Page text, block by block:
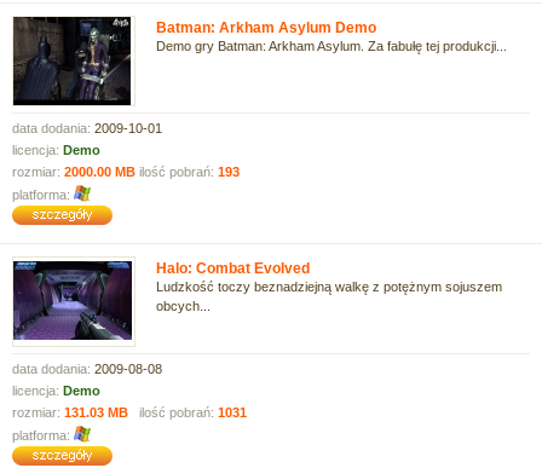
Batman: Arkham Asylum Demo
Demo gry Batman: Arkham Asylum. Za fabułę tej produkcji...
data dodania: 2009-10-01
licencja: Demo
rozmiar: 2000.00 MB ilość pobrań: 193
platforma:
Halo: Combat Evolved
Ludzkość toczy beznadziejną walkę z potężnym sojuszem
obcych...
data dodania: 2009-08-08
licencja: Demo
rozmiar: 131.03 MB ilość pobrań: 1031
platforma: